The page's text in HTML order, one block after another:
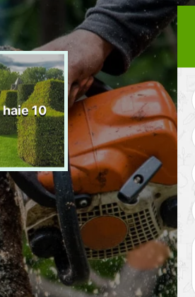
10
Tonte et réfection
de pelouse 10